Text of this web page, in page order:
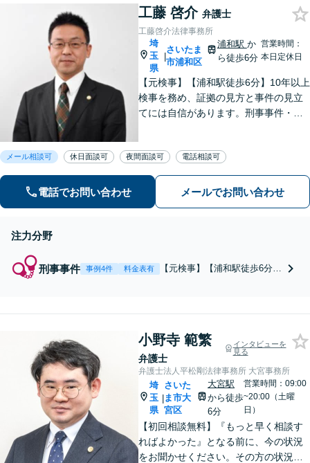
細やかにサポート」
【夜間相談可】
績多数／少年の特性を考慮し
た適切な対応」【夜間相談
工藤 啓介 弁護士
工藤啓介法律事務所
埼
玉
県
|
さいたま
市浦和区
浦和駅 か
ら徒歩6分
営業時間：
本日定休日
【元検事】【浦和駅徒歩6分】10年以上
検事を務め、証拠の見方と事件の見立
てには自信があります。刑事事件・離
わせ下さい。
メール相談可 休日面談可 夜間面談可 電話相談可
電話でお問い合わせ メールでお問い合わせ
注力分野
刑事事件 事例4件 料金表有
【元検事】【浦和駅徒歩6分】
ければ早いほど被疑者に有利
です。逮捕されそう、家族が
逮捕されたという場合、いち
早くご相談ください。
小野寺 範繁
弁護士
インタビューを
見る
弁護士法人平松剛法律事務所 大宮事務所
埼
玉
県
|
さいた
ま市大
宮区
大宮駅
から徒歩
6分
営業時間：09:00
~20:00（土曜
日）
【初回相談無料】『もっと早く相談す
ればよかった』となる前に、今の状況
をお聞かせください。その方の状況や